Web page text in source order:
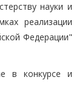
науки и
реализации
Федерации"
в конкурсе и